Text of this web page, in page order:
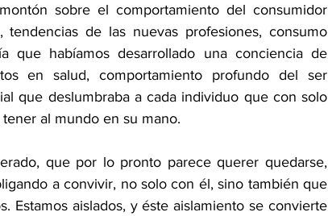
sobre el comportamiento del consumidor
de las nuevas profesiones, consumo
que habíamos desarrollado una conciencia de
en salud, comportamiento profundo del ser
que deslumbraba a cada individuo que con solo
al mundo en su mano.
que por lo pronto parece querer quedarse,
a convivir, no solo con él, sino también que
Estamos aislados, y éste aislamiento se convierte